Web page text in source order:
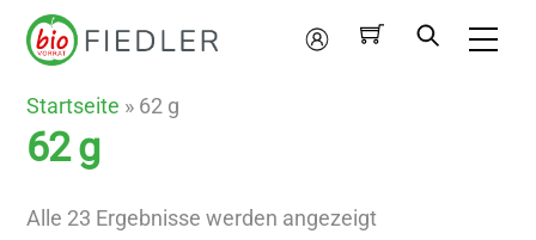
Skip
Mein
Startseite » 62 g
62 g
Alle 23 Ergebnisse werden angezeigtNach